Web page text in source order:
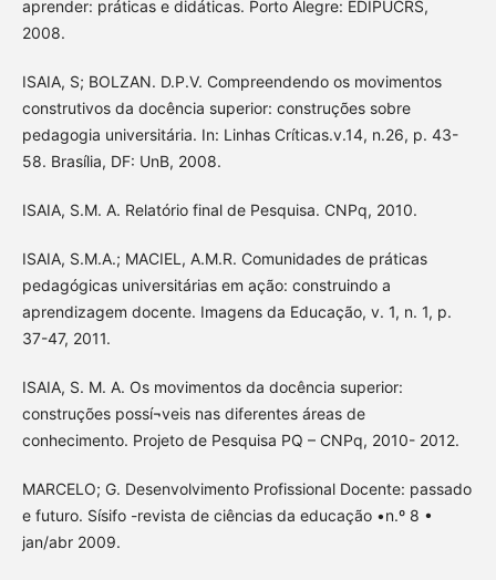
aprender: práticas e didáticas. Porto Alegre: EDIPUCRS,
2008.
ISAIA, S; BOLZAN. D.P.V. Compreendendo os movimentos
construtivos da docência superior: construções sobre
pedagogia universitária. In: Linhas Críticas.v.14, n.26, p. 43-
58. Brasília, DF: UnB, 2008.
ISAIA, S.M. A. Relatório final de Pesquisa. CNPq, 2010.
ISAIA, S.M.A.; MACIEL, A.M.R. Comunidades de práticas
pedagógicas universitárias em ação: construindo a
aprendizagem docente. Imagens da Educação, v. 1, n. 1, p.
37-47, 2011.
ISAIA, S. M. A. Os movimentos da docência superior:
construções possí¬veis nas diferentes áreas de
conhecimento. Projeto de Pesquisa PQ – CNPq, 2010- 2012.
MARCELO; G. Desenvolvimento Profissional Docente: passado
e futuro. Sísifo -revista de ciências da educação •n.º 8 •
jan/abr 2009.